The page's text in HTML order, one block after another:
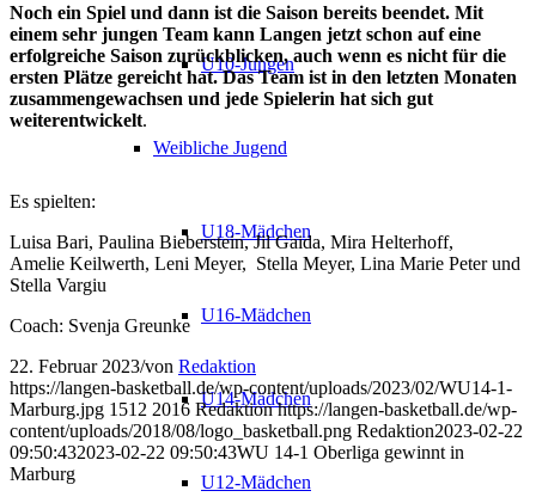
U10-Jungen
Weibliche Jugend
U18-Mädchen
U16-Mädchen
U14-Mädchen
U12-Mädchen
Noch ein Spiel und dann ist die Saison bereits beendet. Mit
einem sehr jungen Team kann Langen jetzt schon auf eine
erfolgreiche Saison zurückblicken, auch wenn es nicht für die
ersten Plätze gereicht hat. Das Team ist in den letzten Monaten
zusammengewachsen und jede Spielerin hat sich gut
weiterentwickelt.
Es spielten:
Luisa Bari, Paulina Bieberstein, Jil Gaida, Mira Helterhoff,
Amelie Keilwerth, Leni Meyer, Stella Meyer, Lina Marie Peter und
Stella Vargiu
Coach: Svenja Greunke
22. Februar 2023/von Redaktion
https://langen-basketball.de/wp-content/uploads/2023/02/WU14-1-
Marburg.jpg 1512 2016 Redaktion https://langen-basketball.de/wp-
content/uploads/2018/08/logo_basketball.png Redaktion2023-02-22
09:50:432023-02-22 09:50:43WU 14-1 Oberliga gewinnt in
Marburg